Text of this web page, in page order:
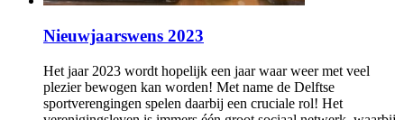
Nieuwjaarswens 2023
Het jaar 2023 wordt hopelijk een jaar waar weer met veel
plezier bewogen kan worden! Met name de Delftse
sportverengingen spelen daarbij een cruciale rol! Het